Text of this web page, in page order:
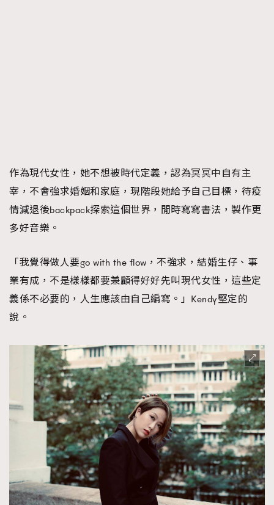
作為現代女性，她不想被時代定義，認為冥冥中自有主
宰，不會強求婚姻和家庭，現階段她給予自己目標，待疫
情減退後backpack探索這個世界，閒時寫寫書法，製作更
多好音樂。
「我覺得做人要go with the flow，不強求，結婚生仔、事
業有成，不是樣樣都要兼顧得好好先叫現代女性，這些定
義係不必要的，人生應該由自己編寫。」Kendy堅定的
說。